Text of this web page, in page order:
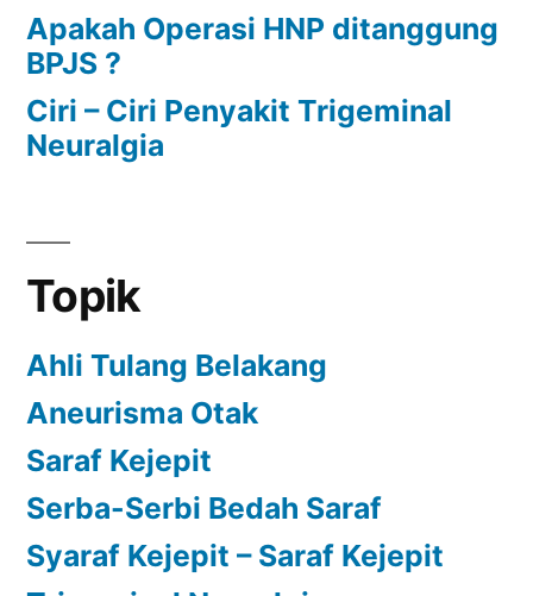
Apakah Operasi HNP ditanggung
BPJS ?
Ciri – Ciri Penyakit Trigeminal
Neuralgia
Topik
Ahli Tulang Belakang
Aneurisma Otak
Saraf Kejepit
Serba-Serbi Bedah Saraf
Syaraf Kejepit – Saraf Kejepit